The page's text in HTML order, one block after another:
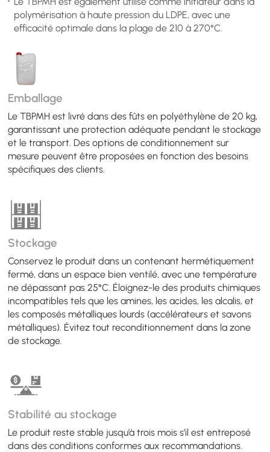
polymérisation à haute pression du LDPE, avec une
efficacité optimale dans la plage de 210 à 270°C.
Emballage
Le TBPMH est livré dans des fûts en polyéthylène de 20 kg,
garantissant une protection adéquate pendant le stockage
et le transport. Des options de conditionnement sur
mesure peuvent être proposées en fonction des besoins
spécifiques des clients.
Stockage
Conservez le produit dans un contenant hermétiquement
fermé, dans un espace bien ventilé, avec une température
ne dépassant pas 25°C. Éloignez-le des produits chimiques
incompatibles tels que les amines, les acides, les alcalis, et
les composés métalliques lourds (accélérateurs et savons
métalliques). Évitez tout reconditionnement dans la zone
de stockage.
Stabilité au stockage
Le produit reste stable jusqu’à trois mois s’il est entreposé
dans des conditions conformes aux recommandations.